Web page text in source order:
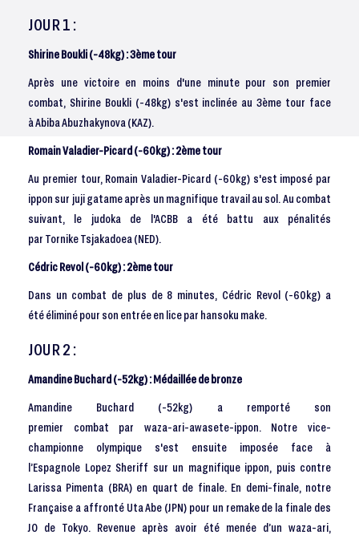
JOUR 1 :
Shirine Boukli (-48kg) : 3ème tour
Après une victoire en moins d'une minute pour son premier
combat, Shirine Boukli (-48kg) s'est inclinée au 3ème tour face
à Abiba Abuzhakynova (KAZ).
Romain Valadier-Picard (-60kg) : 2ème tour
Au premier tour, Romain Valadier-Picard (-60kg) s'est imposé par
ippon sur juji gatame après un magnifique travail au sol. Au combat
suivant, le judoka de l'ACBB a été battu aux pénalités
par Tornike Tsjakadoea (NED).
Cédric Revol (-60kg) : 2ème tour
Dans un combat de plus de 8 minutes, Cédric Revol (-60kg) a
été éliminé pour son entrée en lice par hansoku make.
JOUR 2 :
Amandine Buchard (-52kg) : Médaillée de bronze
Amandine Buchard (-52kg) a remporté son
premier combat par waza-ari-awasete-ippon. Notre vice-
championne olympique s'est ensuite imposée face à
l’Espagnole Lopez Sheriff sur un magnifique ippon, puis contre
Larissa Pimenta (BRA) en quart de finale. En demi-finale, notre
Française a affronté Uta Abe (JPN) pour un remake de la finale des
JO de Tokyo. Revenue après avoir été menée d’un waza-ari,